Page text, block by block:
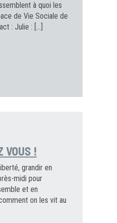
à quoi les
de Vie Sociale de
: Julie : […]
VOUS !
grandir en
midi pour
et en
on les vit au